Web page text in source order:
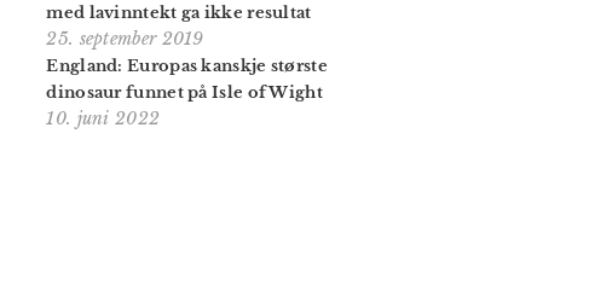
med lavinntekt ga ikke resultat
25. september 2019
England: Europas kanskje største
dinosaur funnet på Isle of Wight
10. juni 2022